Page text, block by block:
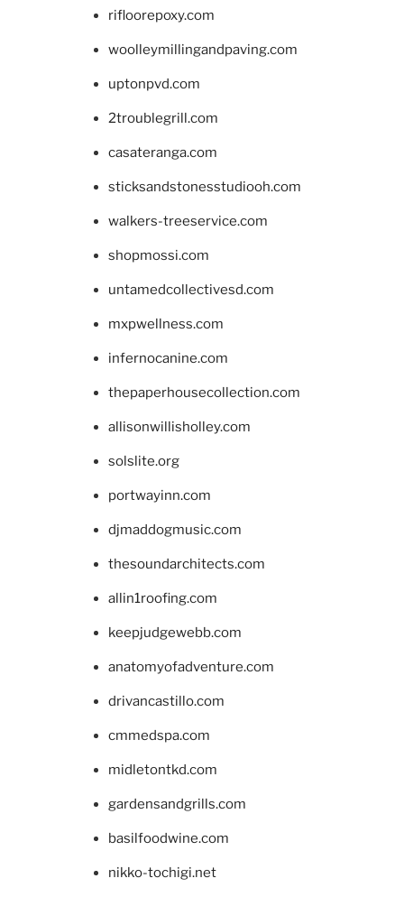
rifloorepoxy.com
woolleymillingandpaving.com
uptonpvd.com
2troublegrill.com
casateranga.com
sticksandstonesstudiooh.com
walkers-treeservice.com
shopmossi.com
untamedcollectivesd.com
mxpwellness.com
infernocanine.com
thepaperhousecollection.com
allisonwillisholley.com
solslite.org
portwayinn.com
djmaddogmusic.com
thesoundarchitects.com
allin1roofing.com
keepjudgewebb.com
anatomyofadventure.com
drivancastillo.com
cmmedspa.com
midletontkd.com
gardensandgrills.com
basilfoodwine.com
nikko-tochigi.net